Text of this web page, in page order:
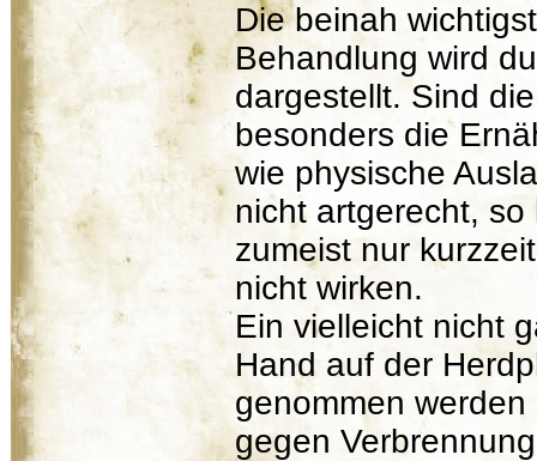
Die beinah
Behandlung wird
dargestellt. Sind
besonders die
wie physische
nicht artgerecht,
zumeist nur
nicht wirken.
Ein vielleicht nicht
Hand auf der
genommen
gegen